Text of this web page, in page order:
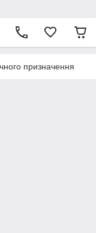
призначення